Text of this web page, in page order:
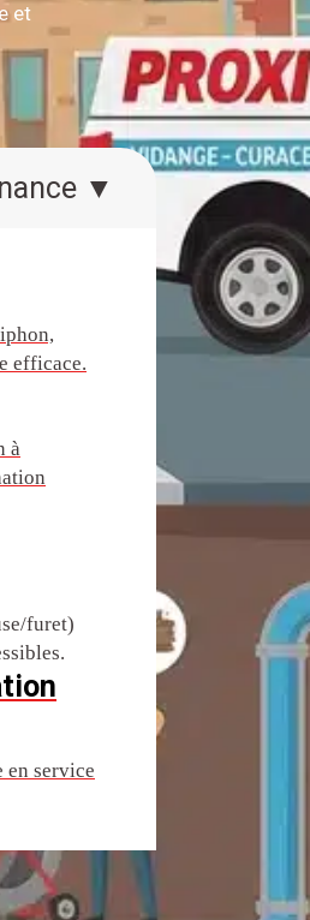
et
Réparation & Maintenance ▼
efficace.
à
furet)
en service